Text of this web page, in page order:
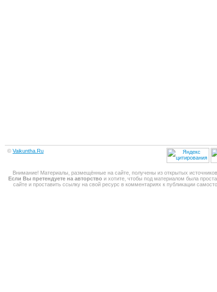
© Vaikuntha.Ru
Внимание! Материалы, размещённые на сайте, получены из открытых
Если Вы претендуете на авторство и хотите, чтобы под материалом была
сайте и проставить ссылку на свой ресурс в комментариях к публикации